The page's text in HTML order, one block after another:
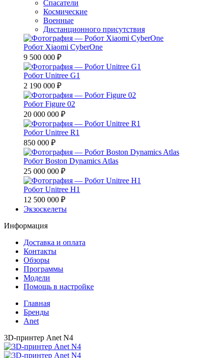
Спасатели
Космические
Военные
Дистанционного присутствия
Робот Xiaomi CyberOne
9 500 000 ₽
Робот Unitree G1
2 190 000 ₽
Робот Figure 02
20 000 000 ₽
Робот Unitree R1
850 000 ₽
Робот Boston Dynamics Atlas
25 000 000 ₽
Робот Unitree H1
12 500 000 ₽
Экзоскелеты
Информация
Доставка и оплата
Контакты
Обзоры
Программы
Модели
Помощь в настройке
Главная
Бренды
Anet
3D-принтер Anet N4